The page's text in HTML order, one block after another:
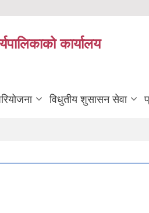
कार्यालय
विधुतीय शुसासन सेवा